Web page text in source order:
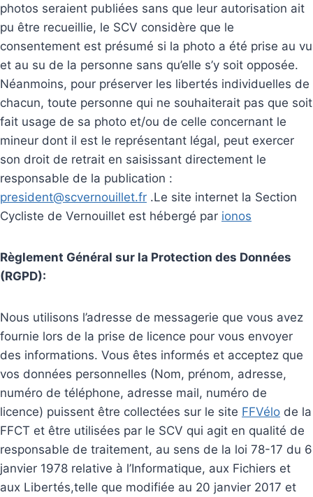
photos seraient publiées sans que leur autorisation ait
pu être recueillie, le SCV considère que le
consentement est présumé si la photo a été prise au vu
et au su de la personne sans qu’elle s’y soit opposée.
Néanmoins, pour préserver les libertés individuelles de
chacun, toute personne qui ne souhaiterait pas que soit
fait usage de sa photo et/ou de celle concernant le
mineur dont il est le représentant légal, peut exercer
son droit de retrait en saisissant directement le
responsable de la publication :
president@scvernouillet.fr .Le site internet la Section
Cycliste de Vernouillet est hébergé par ionos
Règlement Général sur la Protection des Données
(RGPD):
Nous utilisons l’adresse de messagerie que vous avez
fournie lors de la prise de licence pour vous envoyer
des informations. Vous êtes informés et acceptez que
vos données personnelles (Nom, prénom, adresse,
numéro de téléphone, adresse mail, numéro de
licence) puissent être collectées sur le site FFVélo de la
FFCT et être utilisées par le SCV qui agit en qualité de
responsable de traitement, au sens de la loi 78-17 du 6
janvier 1978 relative à l’Informatique, aux Fichiers et
aux Libertés,telle que modifiée au 20 janvier 2017 et